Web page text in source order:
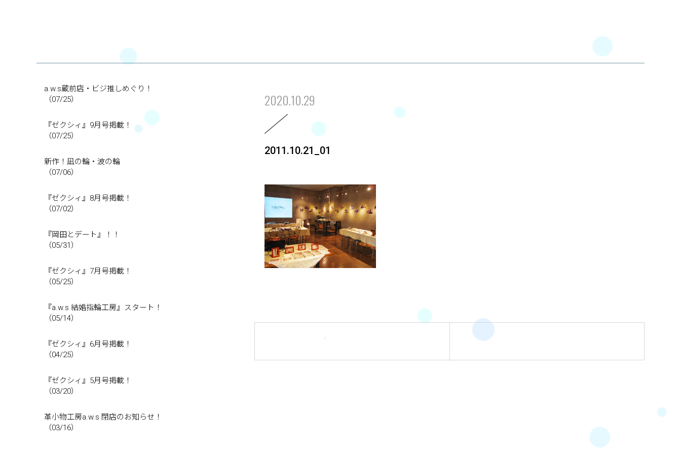
2020.10.29
2011.10.21_01
a.w.s蔵前店・ビジ推しめぐり！
（07/25）
『ゼクシィ』9月号掲載！
（07/25）
新作！凪の輪・波の輪
（07/06）
『ゼクシィ』8月号掲載！
（07/02）
『岡田とデート』！！
（05/31）
『ゼクシィ』7月号掲載！
（05/25）
『a.w.s 結婚指輪工房』スタート！
（05/14）
『ゼクシィ』6月号掲載！
（04/25）
『ゼクシィ』5月号掲載！
（03/20）
革小物工房a.w.s 閉店のお知らせ！
（03/16）